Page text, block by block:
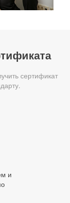
сертификат
и